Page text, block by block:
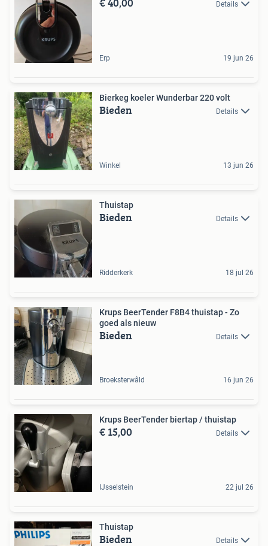
Details
Erp 19 jun 26
Bierkeg koeler Wunderbar 220 volt
Bieden Details
Winkel 13 jun 26
Thuistap
Bieden Details
Ridderkerk 18 jul 26
Krups BeerTender F8B4 thuistap - Zo
goed als nieuw
Bieden Details
Broeksterwâld 16 jun 26
Krups BeerTender biertap / thuistap
€ 15,00 Details
IJsselstein 22 jul 26
Thuistap
Bieden Details